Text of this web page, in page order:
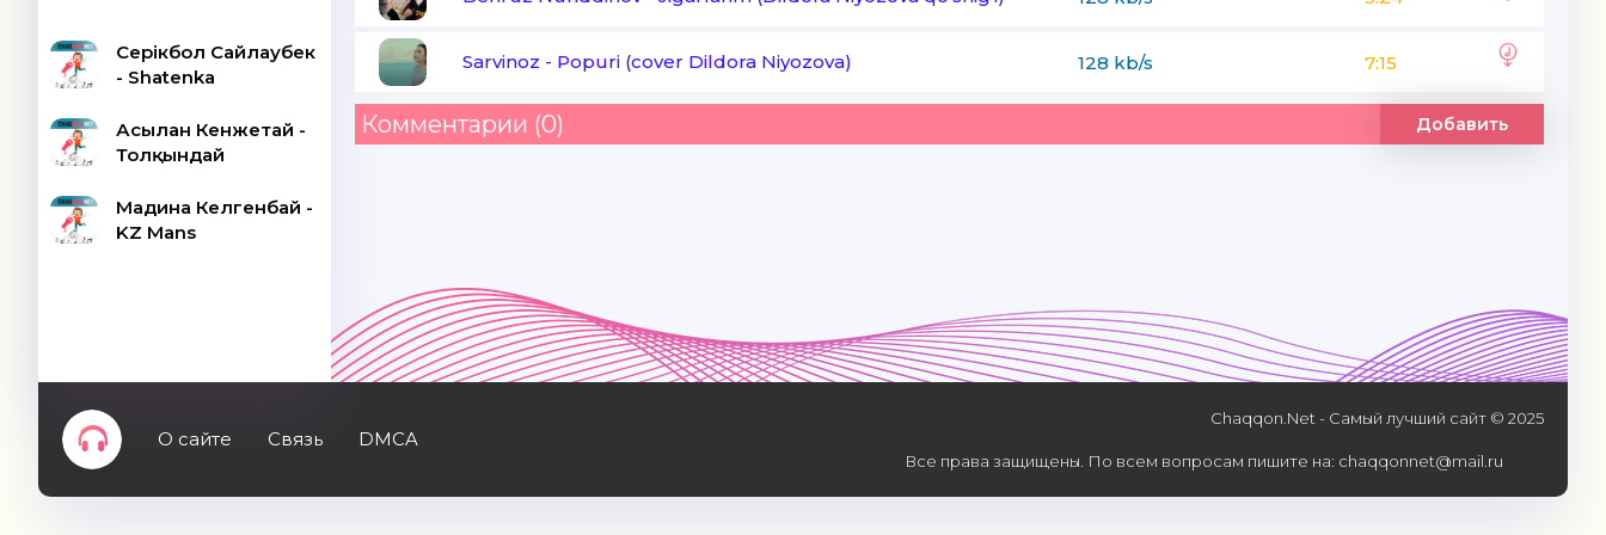
Серікбол Сайлаубек
- Shatenka
Асылан Кенжетай -
Толқындай
Мадина Келгенбай -
KZ Mans
Sarvinoz - Popuri (cover Dildora Niyozova) 128 kb/s 7:15
Комментарии (0) Добавить
О сайте Связь DMCA
Chaqqon.Net - Самый лучший сайт © 2025
Все права защищены. По всем вопросам пишите на: chaqqonnet@mail.ru